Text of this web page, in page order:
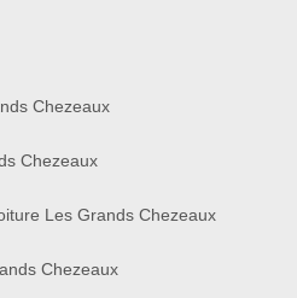
Chezeaux
Chezeaux
Les Grands Chezeaux
Chezeaux